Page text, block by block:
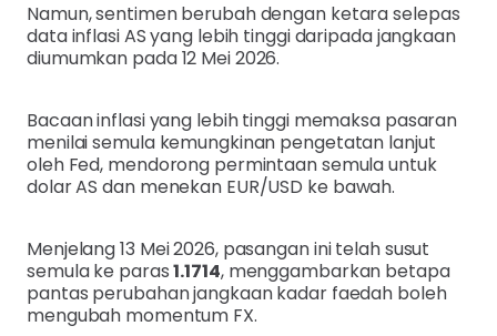
Namun, sentimen berubah dengan ketara selepas
data inflasi AS yang lebih tinggi daripada jangkaan
diumumkan pada 12 Mei 2026.
Bacaan inflasi yang lebih tinggi memaksa pasaran
menilai semula kemungkinan pengetatan lanjut
oleh Fed, mendorong permintaan semula untuk
dolar AS dan menekan EUR/USD ke bawah.
Menjelang 13 Mei 2026, pasangan ini telah susut
semula ke paras1.1714, menggambarkan betapa
pantas perubahan jangkaan kadar faedah boleh
mengubah momentum FX.